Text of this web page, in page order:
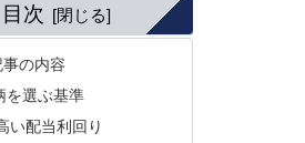
目次
事の内容
を選ぶ基準
い配当利回り